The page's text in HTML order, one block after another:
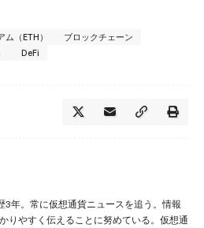
ム（ETH）
ブロックチェーン
DeFi
年。常に仮想通貨ニュースを追う。情報
りやすく伝えることに努めている。仮想通